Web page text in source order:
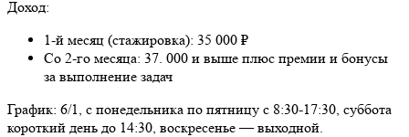
Доход:
1-й месяц (стажировка): 35 000 ₽
Со 2-го месяца: 37. 000 и выше плюс премии и бонусы
за выполнение задач
График: 6/1, с понедельника по пятницу с 8:30-17:30, суббота
короткий день до 14:30, воскресенье — выходной.